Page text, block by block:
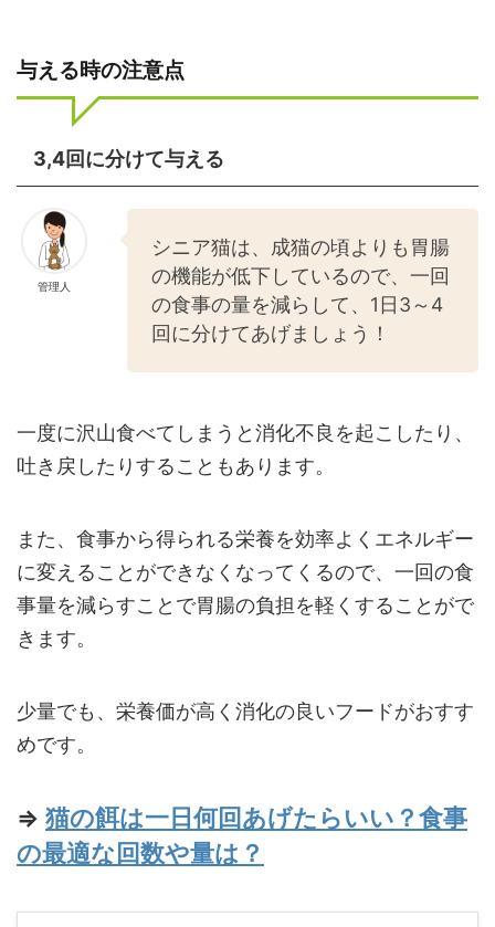
与える時の注意点
3,4回に分けて与える
管理人
シニア猫は、成猫の頃よりも胃腸
の機能が低下しているので、一回
の食事の量を減らして、1日3～4
回に分けてあげましょう！
一度に沢山食べてしまうと消化不良を起こしたり、
吐き戻したりすることもあります。
また、食事から得られる栄養を効率よくエネルギー
に変えることができなくなってくるので、一回の食
事量を減らすことで胃腸の負担を軽くすることがで
きます。
少量でも、栄養価が高く消化の良いフードがおすす
めです。
⇒ 猫の餌は一日何回あげたらいい？食事
の最適な回数や量は？